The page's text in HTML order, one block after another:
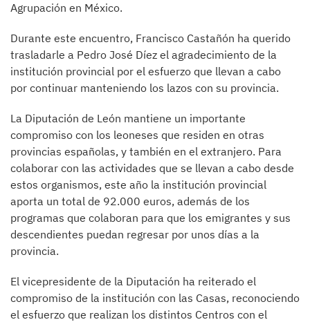
Agrupación en México.
Durante este encuentro, Francisco Castañón ha querido
trasladarle a Pedro José Díez el agradecimiento de la
institución provincial por el esfuerzo que llevan a cabo
por continuar manteniendo los lazos con su provincia.
La Diputación de León mantiene un importante
compromiso con los leoneses que residen en otras
provincias españolas, y también en el extranjero. Para
colaborar con las actividades que se llevan a cabo desde
estos organismos, este año la institución provincial
aporta un total de 92.000 euros, además de los
programas que colaboran para que los emigrantes y sus
descendientes puedan regresar por unos días a la
provincia.
El vicepresidente de la Diputación ha reiterado el
compromiso de la institución con las Casas, reconociendo
el esfuerzo que realizan los distintos Centros con el